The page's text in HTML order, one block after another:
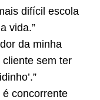
difícil escola
vida.”
da minha
sem ter
é concorrente